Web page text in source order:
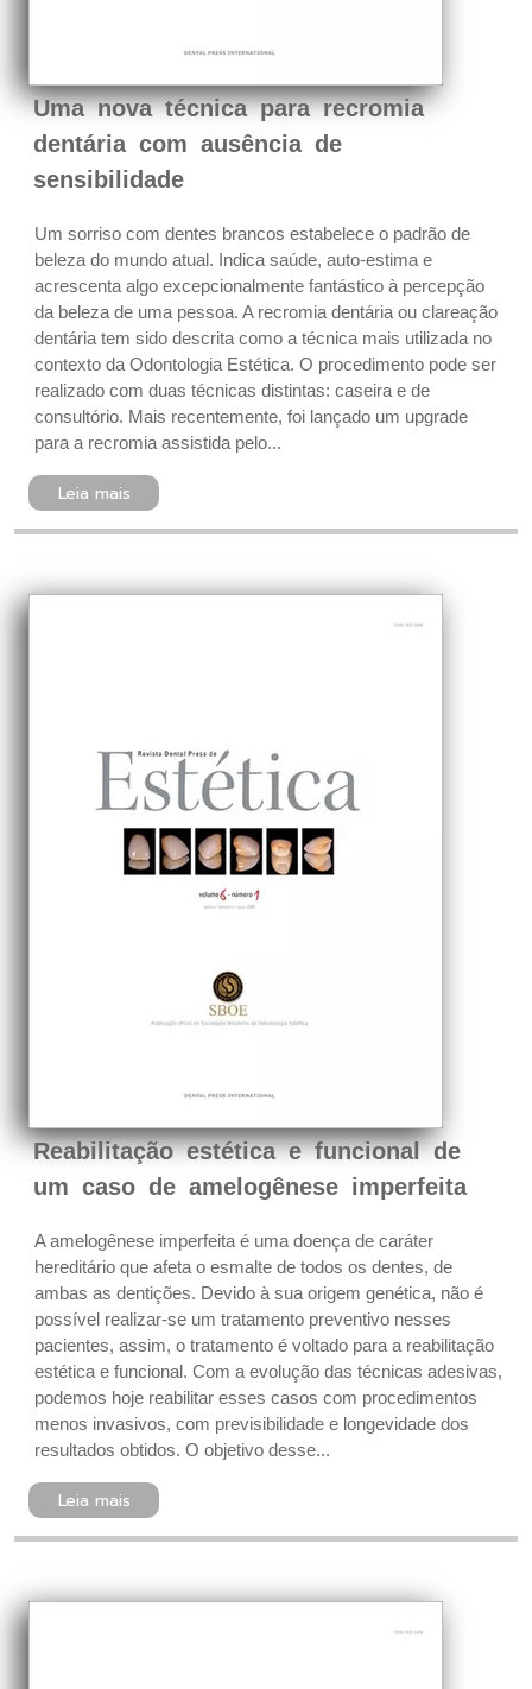
Uma nova técnica para recromia
dentária com ausência de
sensibilidade
Um sorriso com dentes brancos estabelece o padrão de
beleza do mundo atual. Indica saúde, auto-estima e
acrescenta algo excepcionalmente fantástico à percepção
da beleza de uma pessoa. A recromia dentária ou clareação
dentária tem sido descrita como a técnica mais utilizada no
contexto da Odontologia Estética. O procedimento pode ser
realizado com duas técnicas distintas: caseira e de
consultório. Mais recentemente, foi lançado um upgrade
para a recromia assistida pelo...
Leia mais
Reabilitação estética e funcional de
um caso de amelogênese imperfeita
A amelogênese imperfeita é uma doença de caráter
hereditário que afeta o esmalte de todos os dentes, de
ambas as dentições. Devido à sua origem genética, não é
possível realizar-se um tratamento preventivo nesses
pacientes, assim, o tratamento é voltado para a reabilitação
estética e funcional. Com a evolução das técnicas adesivas,
podemos hoje reabilitar esses casos com procedimentos
menos invasivos, com previsibilidade e longevidade dos
resultados obtidos. O objetivo desse...
Leia mais